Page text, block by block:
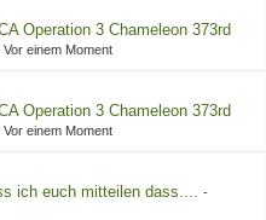
Operation 3 Chameleon 373rd
Vor einem Moment
Operation 3 Chameleon 373rd
Vor einem Moment
ich euch mitteilen dass.... -